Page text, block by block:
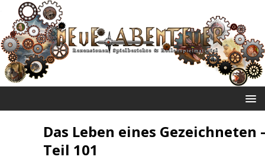
Das Leben eines Gezeichneten
Teil 101